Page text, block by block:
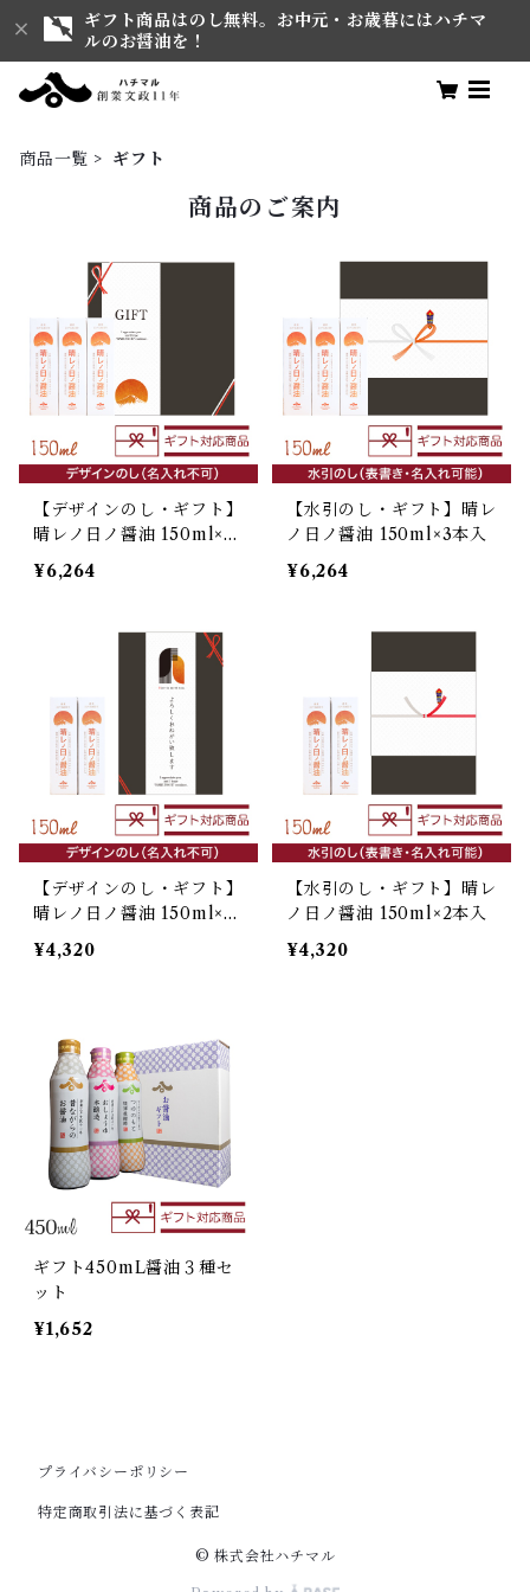
ギフト商品はのし無料。お中元・お歳暮にはハチマ
ルのお醤油を！
商品一覧 ギフト
商品のご案内
【デザインのし・ギフト】
晴レノ日ノ醤油 150ml×3
本入
¥6,264
【水引のし・ギフト】晴レ
ノ日ノ醤油 150ml×3本入
¥6,264
【デザインのし・ギフト】
晴レノ日ノ醤油 150ml×2
本入
¥4,320
【水引のし・ギフト】晴レ
ノ日ノ醤油 150ml×2本入
¥4,320
ギフト450mL醤油３種セ
ット
¥1,652
プライバシーポリシー
特定商取引法に基づく表記
© 株式会社ハチマル